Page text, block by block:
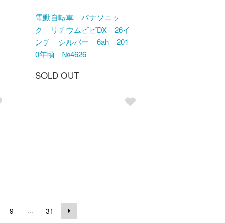
電動自転車 パナソニッ
ク リチウムビビDX 26イ
ンチ シルバー 6ah 201
0年頃 №4626
SOLD OUT
9 ... 31